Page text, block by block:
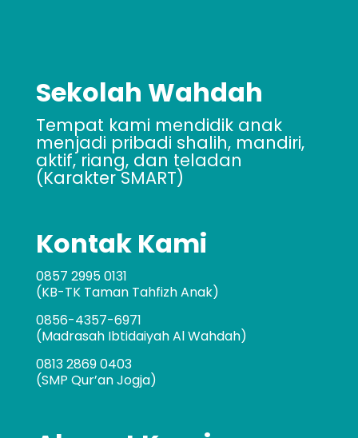
Sekolah Wahdah
Tempat kami mendidik anak
menjadi pribadi shalih, mandiri,
aktif, riang, dan teladan
(Karakter SMART)
Kontak Kami
0857 2995 0131
(KB-TK Taman Tahfizh Anak)
0856-4357-6971
(Madrasah Ibtidaiyah Al Wahdah)
0813 2869 0403
(SMP Qur’an Jogja)